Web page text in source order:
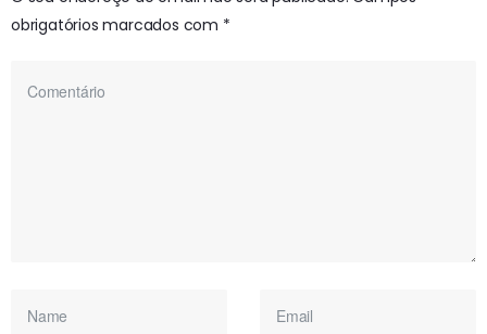
obrigatórios marcados com *